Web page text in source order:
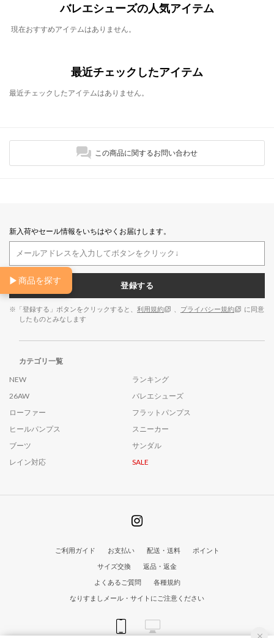
▶商品を探す
バレエシューズの人気アイテム
現在おすすめアイテムはありません。
最近チェックしたアイテム
最近チェックしたアイテムはありません。
この商品に関するお問い合わせ
新入荷やセール情報をいちはやくお届けします。
登録する
※「登録する」ボタンをクリックすると、 利用規約 プライバシー規約
に同意
したものとみなします
カテゴリ一覧
NEW
ランキング
26AW
バレエシューズ
ローファー
フラットパンプス
ヒールパンプス
スニーカー
ブーツ
サンダル
レイン対応
SALE
ご利用ガイド お支払い 配送・送料
ポイント
サイズ交換
返品・返金
よくあるご質問
各種規約
なりすましメール・サイトにご注意ください